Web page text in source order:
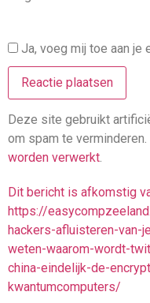
Ja, voeg mij toe aan je
Deze site gebruikt
om spam te verminderen.
worden verwerkt.
Dit bericht is afkomstig
https://
hackers-afluisteren-
weten-waarom-wordt-
china-eindelijk-de-
kwantumcomputers/